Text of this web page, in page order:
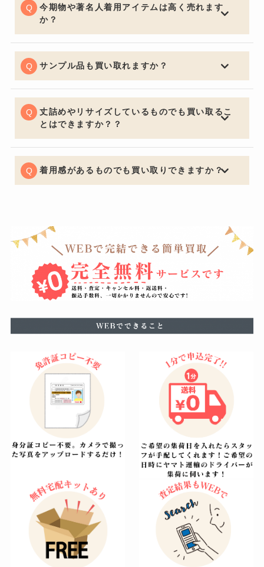
上がり査定額アップの重要ポイントになります。
今期物や著名人着用アイテムは高く売れます
か？
セールになっていたりすると査定額にも響くため売却を
ご検討の際は購入してからなるべく早く売るのをオスス
メ致します。著名人が身に着けているものなどは入手困
難になり需要が高く買い取り価格も高くなります。
サンプル品も買い取れますか？
安くなってしまいますがサンプルか関係なしにデザイン
で中古市場は値段が決まるためサンプル品でも全く問題
ございません。
丈詰めやリサイズしているものでも買い取るこ
とはできますか？？
どの丈詰めやリサイズがある場合はお買取りできないケ
ースもございますので予めご了承くださいませ。
着用感があるものでも買い取りできますか？
に留めることができるように努めています。